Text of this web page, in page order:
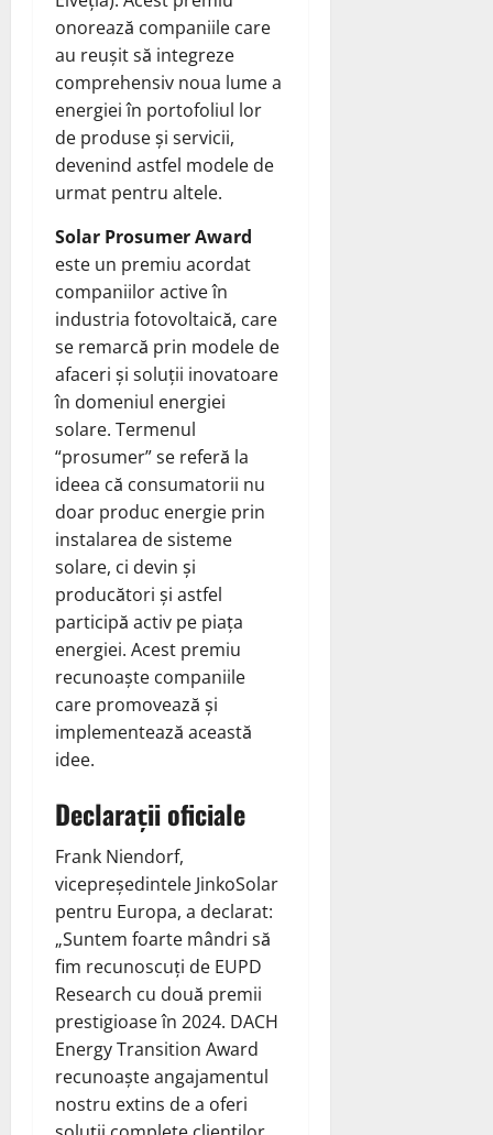
onorează companiile care
au reușit să integreze
comprehensiv noua lume a
energiei în portofoliul lor
de produse și servicii,
devenind astfel modele de
urmat pentru altele.
Solar Prosumer Award
este un premiu acordat
companiilor active în
industria fotovoltaică, care
se remarcă prin modele de
afaceri și soluții inovatoare
în domeniul energiei
solare. Termenul
“prosumer” se referă la
ideea că consumatorii nu
doar produc energie prin
instalarea de sisteme
solare, ci devin și
producători și astfel
participă activ pe piața
energiei. Acest premiu
recunoaște companiile
care promovează și
implementează această
idee.
Declarații oficiale
Frank Niendorf,
vicepreședintele JinkoSolar
pentru Europa, a declarat:
„Suntem foarte mândri să
fim recunoscuți de EUPD
Research cu două premii
prestigioase în 2024. DACH
Energy Transition Award
recunoaște angajamentul
nostru extins de a oferi